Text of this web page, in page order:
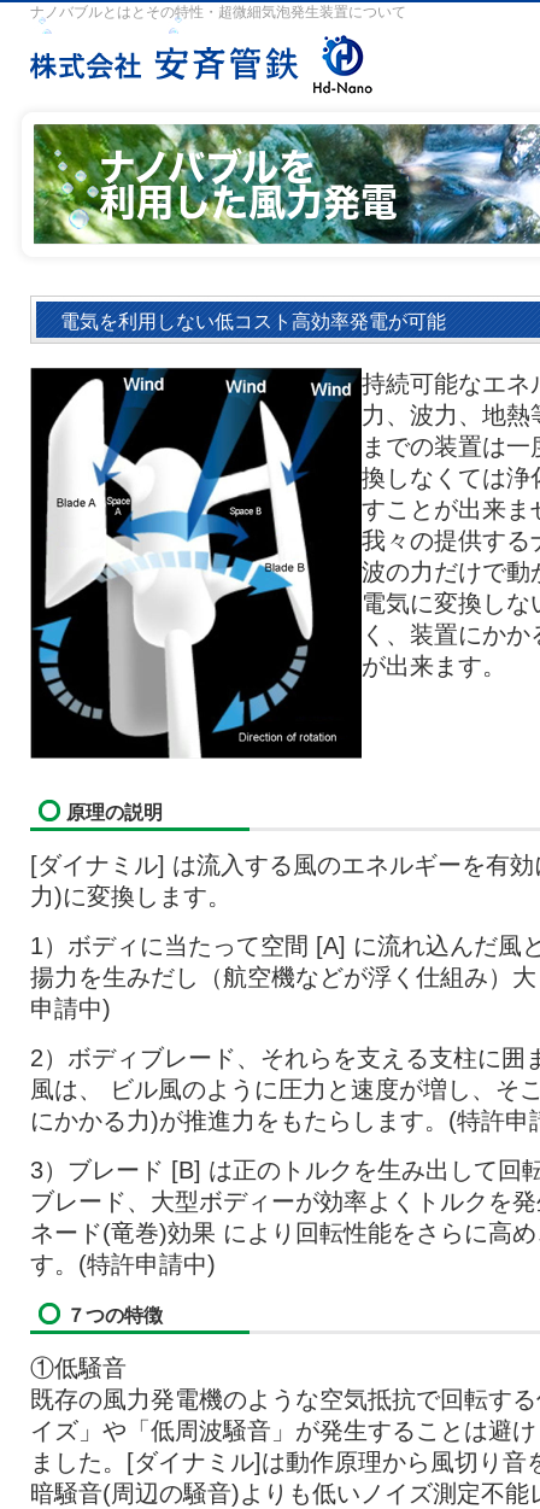
ナノバブルとはとその特性・超微細気泡発生装置について
電気を利用しない低コスト高効率発電が可能
持続可能なエネ
力、波力、地熱
までの装置は
換しなくては浄
すことが出来ま
我々の提供する
波の力だけで動
電気に変換し
く、装置にか
が出来ます。
原理の説明
[ダイナミル] は流入する風のエネルギーを有
力)に変換します。
1）ボディに当たって空間 [A] に流れ込んだ風
揚力を生みだし（航空機などが浮く仕組み）
申請中)
2）ボディブレード、それらを支える支柱に囲
風は、 ビル風のように圧力と速度が増し、そ
にかかる力)が推進力をもたらします。(特許申
3）ブレード [B] は正のトルクを生み出して回
ブレード、大型ボディーが効率よくトルクを
ネード(竜巻)効果 により回転性能をさらに高
す。(特許申請中)
７つの特徴
①低騒音
既存の風力発電機のような空気抵抗で回転す
イズ」や「低周波騒音」が発生することは避
ました。[ダイナミル]は動作原理から風切り
暗騒音(周辺の騒音)よりも低いノイズ測定不